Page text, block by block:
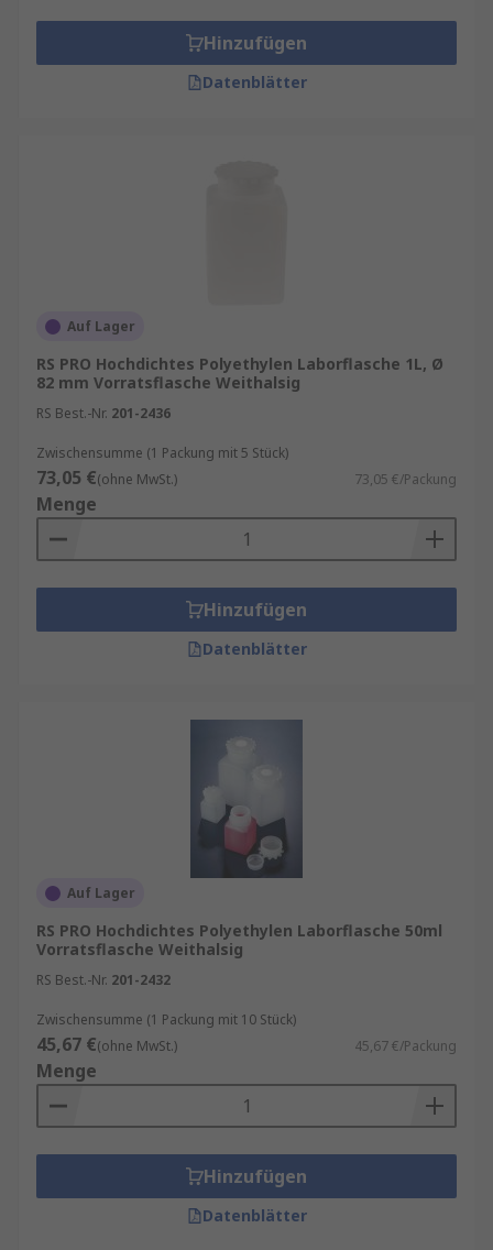
Hinzufügen
Datenblätter
Auf Lager
RS PRO Hochdichtes Polyethylen Laborflasche 1L, Ø
82 mm Vorratsflasche Weithalsig
RS Best.-Nr. 201-2436
Zwischensumme (1 Packung mit 5 Stück)
73,05 €(ohne MwSt.) 73,05 €/Packung
Menge
Hinzufügen
Datenblätter
Auf Lager
RS PRO Hochdichtes Polyethylen Laborflasche 50ml
Vorratsflasche Weithalsig
RS Best.-Nr. 201-2432
Zwischensumme (1 Packung mit 10 Stück)
45,67 €(ohne MwSt.) 45,67 €/Packung
Menge
Hinzufügen
Datenblätter